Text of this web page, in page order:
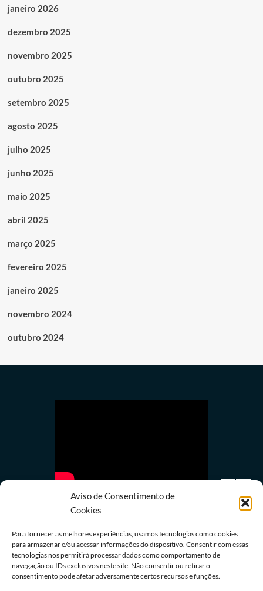
Aviso de Consentimento de
Cookies
Para fornecer as melhores experiências, usamos tecnologias como cookies
para armazenar e/ou acessar informações do dispositivo. Consentir com essas
tecnologias nos permitirá processar dados como comportamento de
navegação ou IDs exclusivos neste site. Não consentir ou retirar o
consentimento pode afetar adversamente certos recursos e funções.
janeiro 2026
dezembro 2025
novembro 2025
outubro 2025
setembro 2025
agosto 2025
julho 2025
junho 2025
maio 2025
abril 2025
março 2025
fevereiro 2025
janeiro 2025
novembro 2024
outubro 2024
Últimas notícias
STF inicia julgamento sobre validade da Lei das
Contravenções Penais